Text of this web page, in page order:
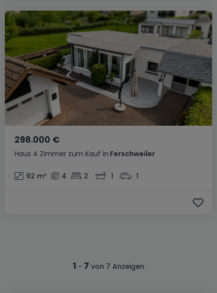
Haus 4 Zimmer zum Kauf in Ferschweiler
298.000 €
92 m² 4 2 1 1
1 - 7 von 7 Anzeigen